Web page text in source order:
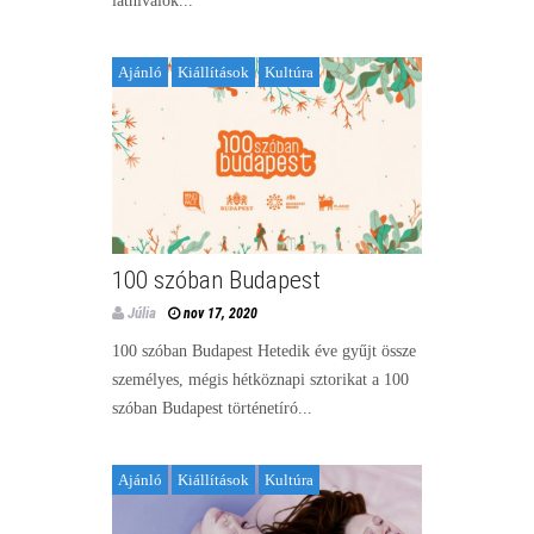
Ajánló Kiállítások Kultúra
100 szóban Budapest
Júlia nov 17, 2020
100 szóban Budapest Hetedik éve gyűjt össze
személyes, mégis hétköznapi sztorikat a 100
szóban Budapest történetíró...
Ajánló Kiállítások Kultúra